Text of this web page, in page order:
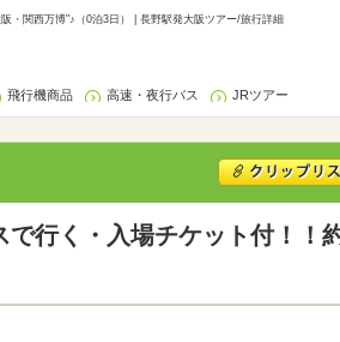
・関西万博"♪（0泊3日） | 長野駅発大阪ツアー/旅行詳細
飛行機商品 高速・夜行バス JRツアー
で行く・入場チケット付！！